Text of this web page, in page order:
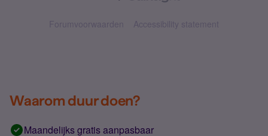
Forumvoorwaarden Accessibility statement
Waarom duur doen?
Maandelijks gratis aanpasbaar